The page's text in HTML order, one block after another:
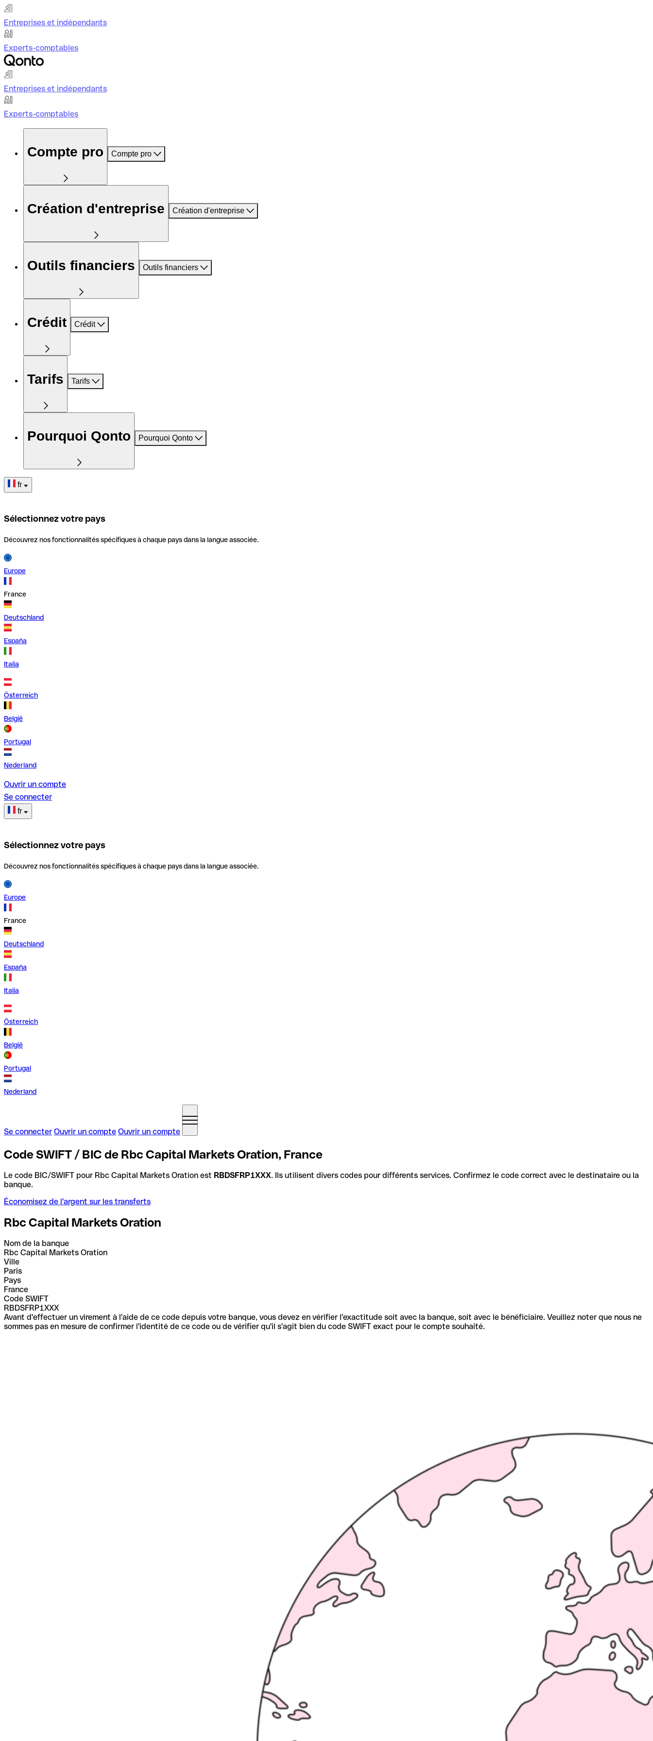
Entreprises et indépendants
Experts-comptables
Entreprises et indépendants
Experts-comptables
Compte pro Compte pro
Création d'entreprise Création d'entreprise
Outils financiers Outils financiers
Crédit Crédit
Tarifs Tarifs
Pourquoi Qonto Pourquoi Qonto
fr
Sélectionnez votre pays
Découvrez nos fonctionnalités spécifiques à chaque pays dans la langue associée.
Europe
France
Deutschland
España
Italia
Österreich
België
Portugal
Nederland
Ouvrir un compte
Se connecter
fr
Sélectionnez votre pays
Découvrez nos fonctionnalités spécifiques à chaque pays dans la langue associée.
Europe
France
Deutschland
España
Italia
Österreich
België
Portugal
Nederland
Se connecter Ouvrir un compte Ouvrir un compte
Code SWIFT / BIC de Rbc Capital Markets Oration, France
Le code BIC/SWIFT pour Rbc Capital Markets Oration est RBDSFRP1XXX. Ils utilisent divers codes pour différents services. Confirmez le code correct avec le destinataire ou la
banque.
Économisez de l'argent sur les transferts
Rbc Capital Markets Oration
Nom de la banque
Rbc Capital Markets Oration
Ville
Paris
Pays
France
Code SWIFT
RBDSFRP1XXX
Avant d'effectuer un virement à l'aide de ce code depuis votre banque, vous devez en vérifier l'exactitude soit avec la banque, soit avec le bénéficiaire. Veuillez noter que nous ne
sommes pas en mesure de confirmer l'identité de ce code ou de vérifier qu'il s'agit bien du code SWIFT exact pour le compte souhaité.